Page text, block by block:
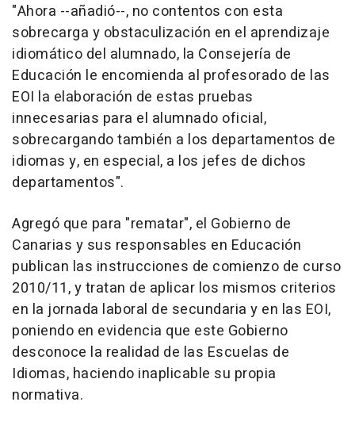
"Ahora --añadió--, no contentos con esta
sobrecarga y obstaculización en el aprendizaje
idiomático del alumnado, la Consejería de
Educación le encomienda al profesorado de las
EOI la elaboración de estas pruebas
innecesarias para el alumnado oficial,
sobrecargando también a los departamentos de
idiomas y, en especial, a los jefes de dichos
departamentos".
Agregó que para "rematar", el Gobierno de
Canarias y sus responsables en Educación
publican las instrucciones de comienzo de curso
2010/11, y tratan de aplicar los mismos criterios
en la jornada laboral de secundaria y en las EOI,
poniendo en evidencia que este Gobierno
desconoce la realidad de las Escuelas de
Idiomas, haciendo inaplicable su propia
normativa.